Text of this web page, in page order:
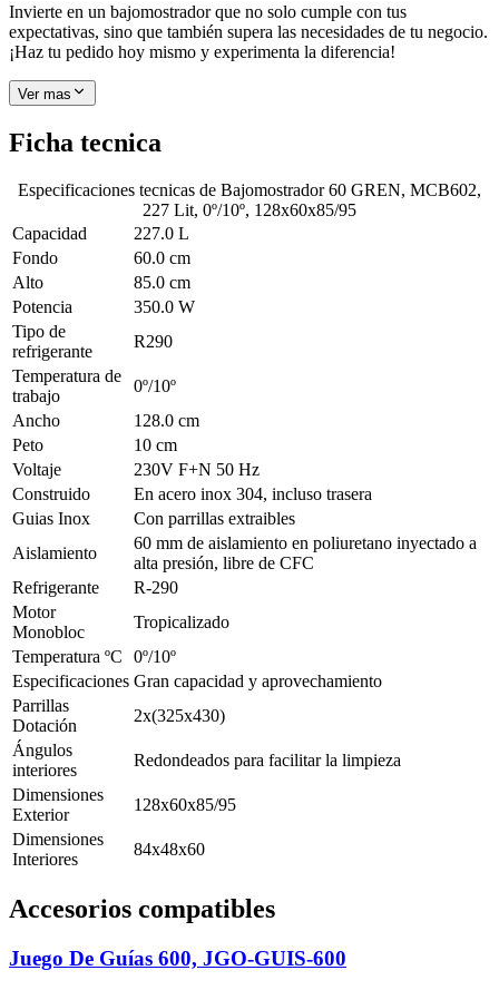
Invierte en un bajomostrador que no solo cumple con tus
expectativas, sino que también supera las necesidades de tu negocio.
¡Haz tu pedido hoy mismo y experimenta la diferencia!
Ver mas
Ficha tecnica
Especificaciones tecnicas de Bajomostrador 60 GREN, MCB602,
227 Lit, 0º/10º, 128x60x85/95
Capacidad
227.0 L
Fondo
60.0 cm
Alto
85.0 cm
Potencia
350.0 W
Tipo de
refrigerante
R290
Temperatura de
trabajo
0º/10º
Ancho
128.0 cm
Peto
10 cm
Voltaje
230V F+N 50 Hz
Construido
En acero inox 304, incluso trasera
Guias Inox
Con parrillas extraibles
Aislamiento
60 mm de aislamiento en poliuretano inyectado a
alta presión, libre de CFC
Refrigerante
R-290
Motor
Monobloc
Tropicalizado
Temperatura ºC
0º/10º
Especificaciones Gran capacidad y aprovechamiento
Parrillas
Dotación
2x(325x430)
Ángulos
interiores
Redondeados para facilitar la limpieza
Dimensiones
Exterior
128x60x85/95
Dimensiones
Interiores
84x48x60
Accesorios compatibles
Juego De Guías 600, JGO-GUIS-600